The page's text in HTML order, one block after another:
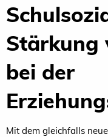
Stärkung
bei der
Mit dem gleichfalls